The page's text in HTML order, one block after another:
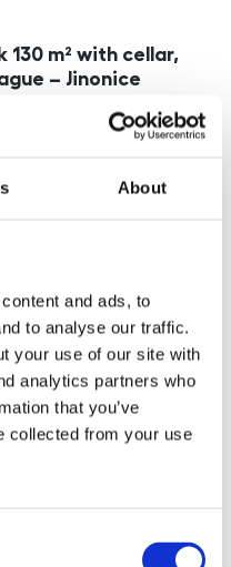
About
and ads, to
to analyse our traffic.
your use of our site with
analytics partners who
that you’ve
collected from your use
m² with cellar,
– Jinonice